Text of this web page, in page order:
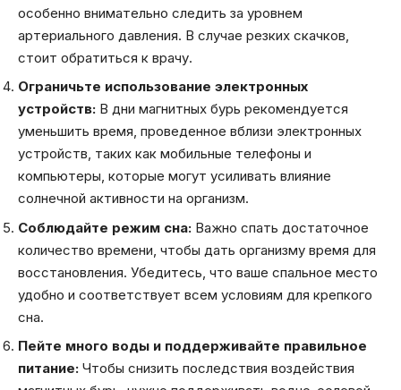
особенно внимательно следить за уровнем
артериального давления. В случае резких скачков,
стоит обратиться к врачу.
Ограничьте использование электронных
устройств: В дни магнитных бурь рекомендуется
уменьшить время, проведенное вблизи электронных
устройств, таких как мобильные телефоны и
компьютеры, которые могут усиливать влияние
солнечной активности на организм.
Соблюдайте режим сна: Важно спать достаточное
количество времени, чтобы дать организму время для
восстановления. Убедитесь, что ваше спальное место
удобно и соответствует всем условиям для крепкого
сна.
Пейте много воды и поддерживайте правильное
питание: Чтобы снизить последствия воздействия